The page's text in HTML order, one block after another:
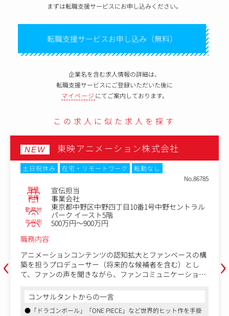
まずは転職支援サービスにお申し込みください。
転職支援サービスお申し込み（無料）
企業名を含む求人情報の詳細は、
転職支援サービスにご登録いただいた後に
マイページ にてご案内しております。
この求人に似た求人を探す
‹
NEW 東映アニメーション株式会社
土日祝休み 在宅・リモートワーク
転勤なし
No.86785
職種 宣伝担当
業種 事業会社
勤務地
東京都中野区中野四丁目10番1号中野セントラル
パーク イースト5階
年収例
500万円～900万円
職務内容
アニメーションコンテンツの認知拡大とファンベースの構
築を担うプロデューサー（将来的な候補者を含む）とし
て、ファンの声を聞きながら、ファンコミュニケーション
行っていただきます。
・プロモーションの方針策定・企画提案
コンサルタントからの一言
●「ドラゴンボール」「ONE PIECE」など世界的ヒット作を手掛
›